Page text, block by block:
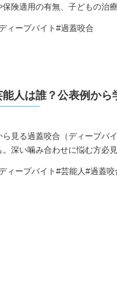
険適用の有無、子どもの治
ィープバイト#過蓋咬合
人は誰？公表例か
見る過蓋咬合（ディープバ
深い噛み合わせに悩む方必見
ィープバイト#芸能人#過蓋咬